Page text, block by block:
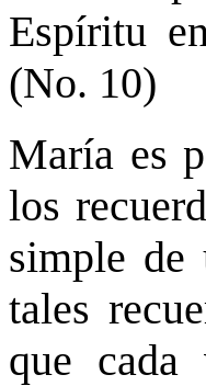
Espíritu
(No. 10)
María es
los
simple de
tales
que